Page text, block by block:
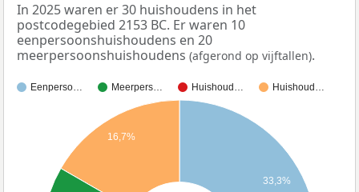
In 2025 waren er 30 huishoudens in het
postcodegebied 2153 BC. Er waren 10
eenpersoonshuishoudens en 20
meerpersoonshuishoudens (afgerond op vijftallen).
Eenperso… Meerpers… Huishoud… Huishoud…
33,3%
16,7%